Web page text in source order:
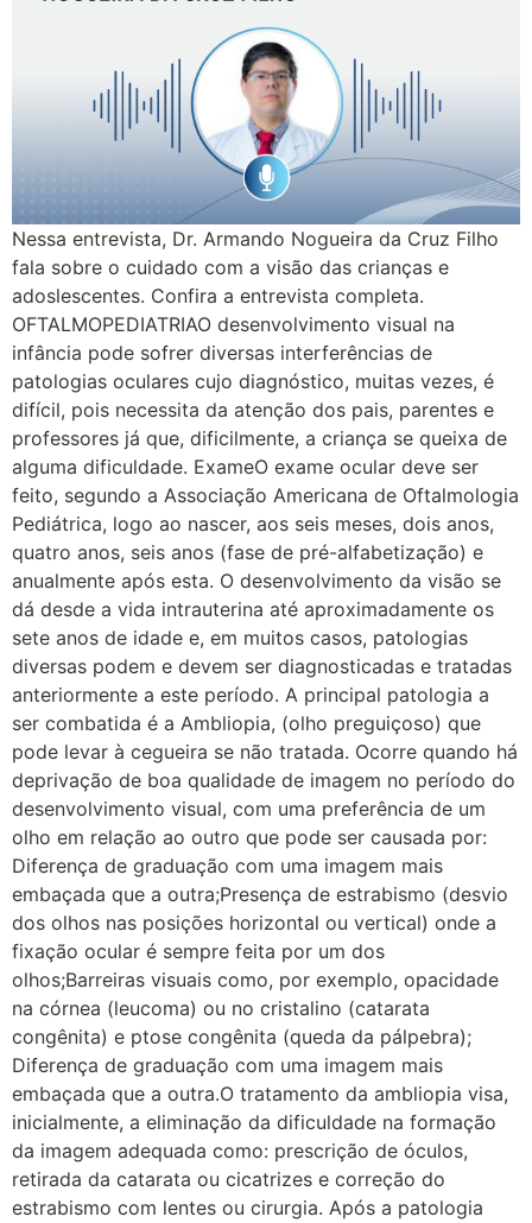
Nessa entrevista, Dr. Armando Nogueira da Cruz Filho
fala sobre o cuidado com a visão das crianças e
adoslescentes. Confira a entrevista completa.
OFTALMOPEDIATRIAO desenvolvimento visual na
infância pode sofrer diversas interferências de
patologias oculares cujo diagnóstico, muitas vezes, é
difícil, pois necessita da atenção dos pais, parentes e
professores já que, dificilmente, a criança se queixa de
alguma dificuldade. ExameO exame ocular deve ser
feito, segundo a Associação Americana de Oftalmologia
Pediátrica, logo ao nascer, aos seis meses, dois anos,
quatro anos, seis anos (fase de pré-alfabetização) e
anualmente após esta. O desenvolvimento da visão se
dá desde a vida intrauterina até aproximadamente os
sete anos de idade e, em muitos casos, patologias
diversas podem e devem ser diagnosticadas e tratadas
anteriormente a este período. A principal patologia a
ser combatida é a Ambliopia, (olho preguiçoso) que
pode levar à cegueira se não tratada. Ocorre quando há
deprivação de boa qualidade de imagem no período do
desenvolvimento visual, com uma preferência de um
olho em relação ao outro que pode ser causada por:
Diferença de graduação com uma imagem mais
embaçada que a outra;Presença de estrabismo (desvio
dos olhos nas posições horizontal ou vertical) onde a
fixação ocular é sempre feita por um dos
olhos;Barreiras visuais como, por exemplo, opacidade
na córnea (leucoma) ou no cristalino (catarata
congênita) e ptose congênita (queda da pálpebra);
Diferença de graduação com uma imagem mais
embaçada que a outra.O tratamento da ambliopia visa,
inicialmente, a eliminação da dificuldade na formação
da imagem adequada como: prescrição de óculos,
retirada da catarata ou cicatrizes e correção do
estrabismo com lentes ou cirurgia. Após a patologia